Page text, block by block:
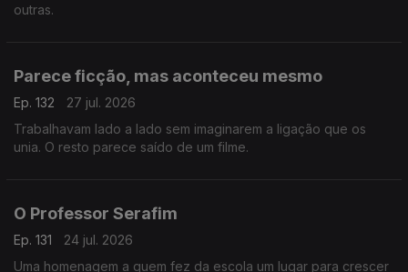
outras.
Parece ficção, mas aconteceu mesmo
Ep. 132
27 jul. 2026
Trabalhavam lado a lado sem imaginarem a ligação que os
unia. O resto parece saído de um filme.
O Professor Serafim
Ep. 131
24 jul. 2026
Uma homenagem a quem fez da escola um lugar para crescer